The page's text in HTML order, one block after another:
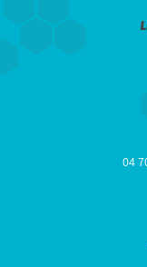
04